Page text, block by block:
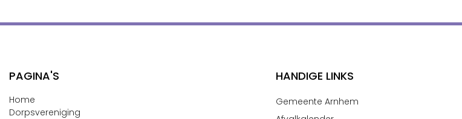
PAGINA'S
Home
Dorpsvereniging
HANDIGE LINKS
Gemeente Arnhem